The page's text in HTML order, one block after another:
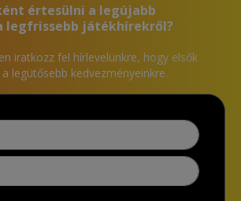
értesülni a legújabb
legfrissebb játékhírekről?
iratkozz fel hírlevelünkre, hogy elsők
legütősebb kedvezményeinkre.